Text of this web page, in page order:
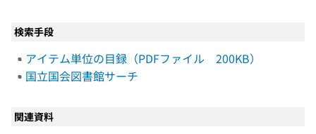
検索手段
アイテム単位の目録（PDFファイル 200KB）
国立国会図書館サーチ
関連資料